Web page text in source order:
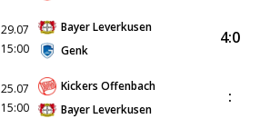
29.07
15:00
Bayer Leverkusen
Genk
4:0
25.07
15:00
Kickers Offenbach
Bayer Leverkusen
: